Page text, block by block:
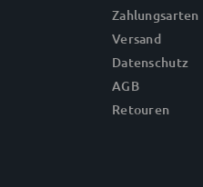
Zahlungsarten
Versand
Datenschutz
AGB
Retouren